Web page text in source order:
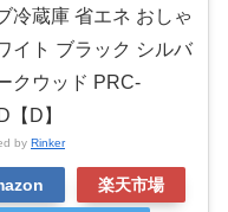
冷蔵庫 省エネ おしゃ
イト ブラック シルバ
クウッド PRC-
【D】
by Rinker
楽天市場